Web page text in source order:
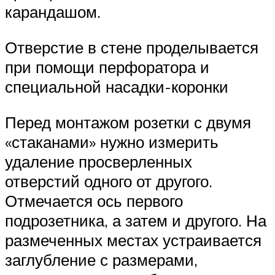
карандашом.
Отверстие в стене проделывается
при помощи перфоратора и
специальной насадки-коронки
Перед монтажом розетки с двумя
«стаканами» нужно измерить
удаление просверленных
отверстий одного от другого.
Отмечается ось первого
подрозетника, а затем и другого. На
размеченных местах устраивается
заглубление с размерами,